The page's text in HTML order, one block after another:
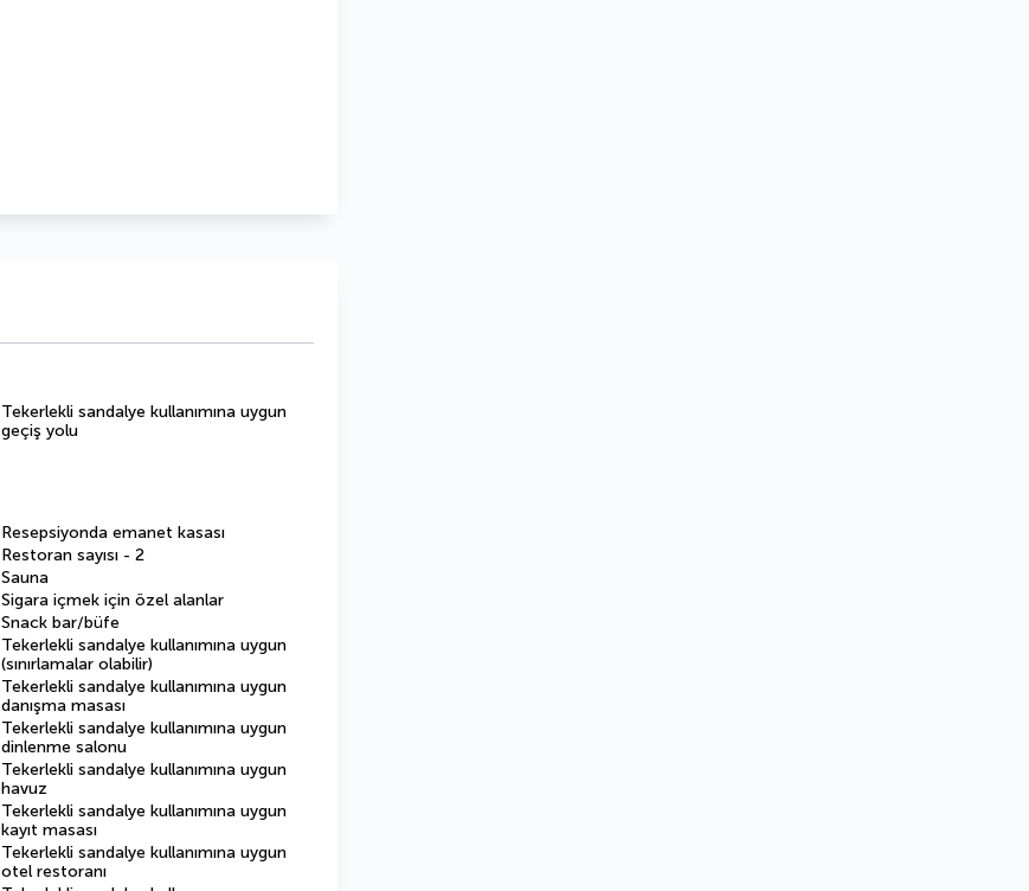
Tekerlekli sandalye kullanımına uygun
geçiş yolu
Resepsiyonda emanet kasası
Restoran sayısı - 2
Sauna
Sigara içmek için özel alanlar
Snack bar/büfe
Tekerlekli sandalye kullanımına uygun
(sınırlamalar olabilir)
Tekerlekli sandalye kullanımına uygun
danışma masası
Tekerlekli sandalye kullanımına uygun
dinlenme salonu
Tekerlekli sandalye kullanımına uygun
havuz
Tekerlekli sandalye kullanımına uygun
kayıt masası
Tekerlekli sandalye kullanımına uygun
otel restoranı